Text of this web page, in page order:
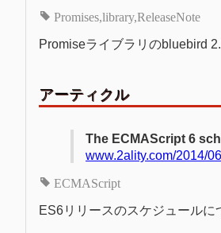
Promises library ReleaseNote
Promiseライブラリのbluebird
アーティクル
The ECMAScript 6
www.2ality.com/2014/
ECMAScript
ES6リリースのスケジュールに